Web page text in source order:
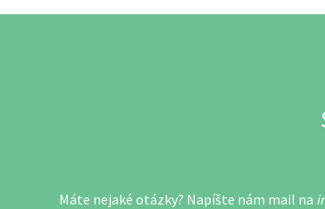
Máte nejaké otázky? Napíšte nám mail na